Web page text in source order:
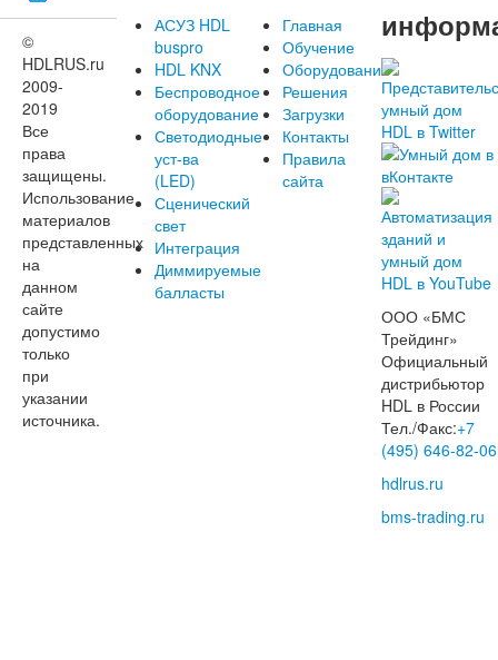
©
HDLRUS.ru
2009-
2019
Все
права
защищены.
Использование
материалов
представленных
на
данном
сайте
допустимо
только
при
указании
источника.
АСУЗ HDL
buspro
HDL KNX
Беспроводное
оборудование
Светодиодные
уст-ва
(LED)
Сценический
свет
Интеграция
Диммируемые
балласты
Главная
Обучение
Оборудование
Решения
Загрузки
Контакты
Правила
сайта
ООО «БМС
Трейдинг»
Официальный
дистрибьютор
HDL в России
Тел./Факс:+7
(495) 646-82-06
hdlrus.ru
bms-trading.ru